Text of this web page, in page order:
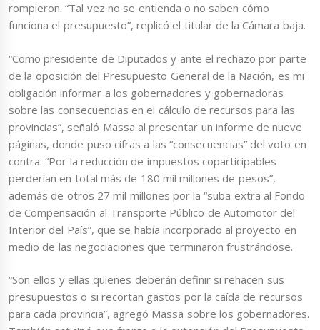
rompieron. “Tal vez no se entienda o no saben cómo
funciona el presupuesto”, replicó el titular de la Cámara baja.
“Como presidente de Diputados y ante el rechazo por parte
de la oposición del Presupuesto General de la Nación, es mi
obligación informar a los gobernadores y gobernadoras
sobre las consecuencias en el cálculo de recursos para las
provincias”, señaló Massa al presentar un informe de nueve
páginas, donde puso cifras a las “consecuencias” del voto en
contra: “Por la reducción de impuestos coparticipables
perderían en total más de 180 mil millones de pesos”,
además de otros 27 mil millones por la “suba extra al Fondo
de Compensación al Transporte Público de Automotor del
Interior del País”, que se había incorporado al proyecto en
medio de las negociaciones que terminaron frustrándose.
“Son ellos y ellas quienes deberán definir si rehacen sus
presupuestos o si recortan gastos por la caída de recursos
para cada provincia”, agregó Massa sobre los gobernadores.